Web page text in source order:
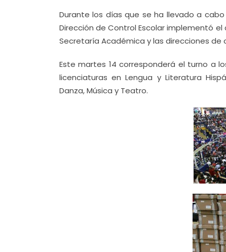
Durante los días que se ha llevado a
Dirección de Control Escolar implementó
Secretaría Académica y las direcciones
Este martes 14 corresponderá el turno a
licenciaturas en Lengua y Literatura
Danza, Música y Teatro.